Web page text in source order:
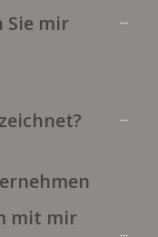
Sie mir
mit mir